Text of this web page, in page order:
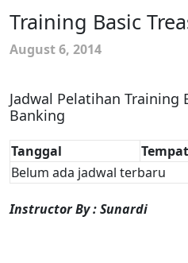
Training Basic
August 6, 2014
Jadwal Pelatihan Training
Banking
Tanggal Tempat
Belum ada jadwal terbaru
Instructor By : Sunardi